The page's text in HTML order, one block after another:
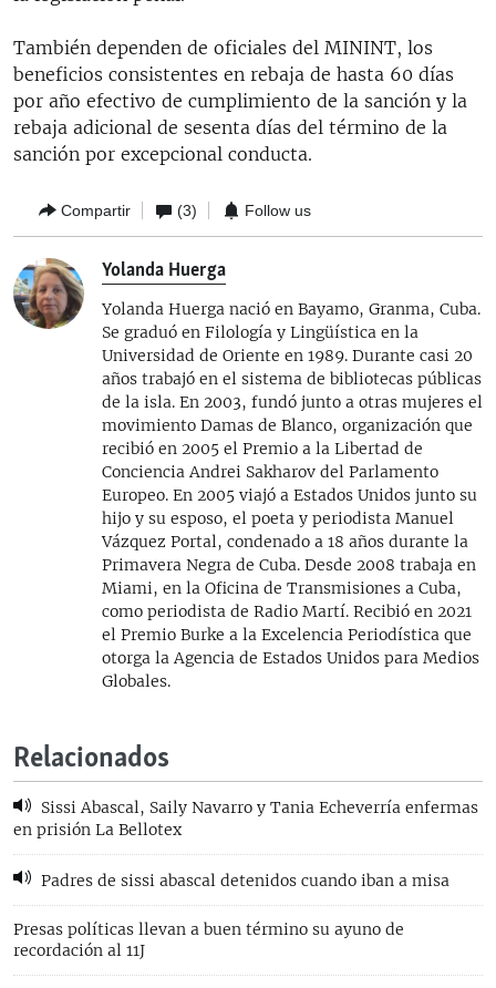
También dependen de oficiales del MININT, los
beneficios consistentes en rebaja de hasta 60 días
por año efectivo de cumplimiento de la sanción y la
rebaja adicional de sesenta días del término de la
sanción por excepcional conducta.
Compartir (3) Follow us
Yolanda Huerga
Yolanda Huerga nació en Bayamo, Granma, Cuba.
Se graduó en Filología y Lingüística en la
Universidad de Oriente en 1989. Durante casi 20
años trabajó en el sistema de bibliotecas públicas
de la isla. En 2003, fundó junto a otras mujeres el
movimiento Damas de Blanco, organización que
recibió en 2005 el Premio a la Libertad de
Conciencia Andrei Sakharov del Parlamento
Europeo. En 2005 viajó a Estados Unidos junto su
hijo y su esposo, el poeta y periodista Manuel
Vázquez Portal, condenado a 18 años durante la
Primavera Negra de Cuba. Desde 2008 trabaja en
Miami, en la Oficina de Transmisiones a Cuba,
como periodista de Radio Martí. Recibió en 2021
el Premio Burke a la Excelencia Periodística que
otorga la Agencia de Estados Unidos para Medios
Globales.
Relacionados
Sissi Abascal, Saily Navarro y Tania Echeverría enfermas
en prisión La Bellotex
Padres de sissi abascal detenidos cuando iban a misa
Presas políticas llevan a buen término su ayuno de
recordación al 11J